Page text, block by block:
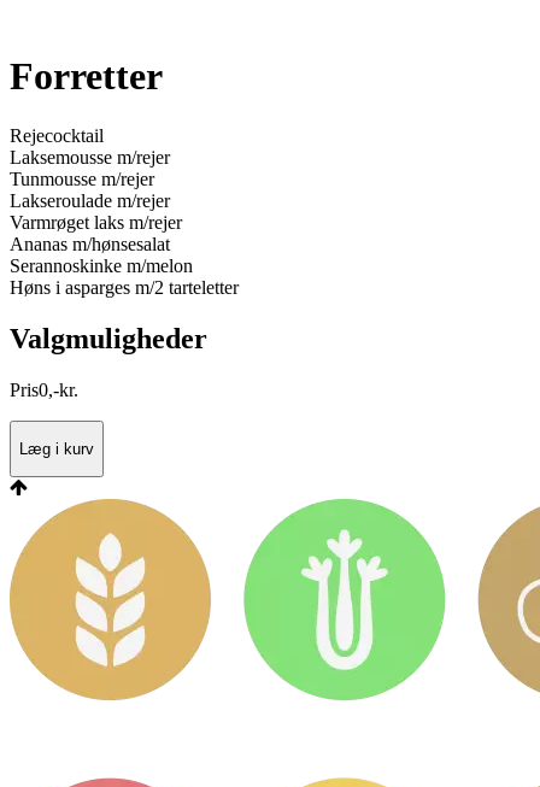
Forretter
Rejecocktail
Laksemousse m/rejer
Tunmousse m/rejer
Lakseroulade m/rejer
Varmrøget laks m/rejer
Ananas m/hønsesalat
Serannoskinke m/melon
Høns i asparges m/2 tarteletter
Valgmuligheder
Pris0,-kr.
Læg i kurv